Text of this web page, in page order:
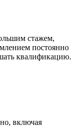
стажем,
постоянно
квалификацию.
включая